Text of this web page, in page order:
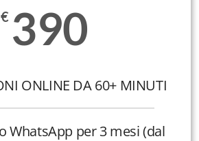
€ 390
ONLINE DA 60+ MINUTI
WhatsApp per 3 mesi (dal